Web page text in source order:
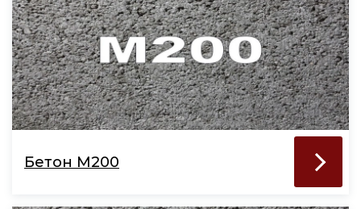
Бетон М200